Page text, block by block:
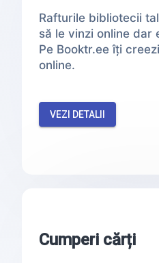
Rafturile bibliotecii
să le vinzi online dar
Pe Booktr.ee îți
online.
VEZI DETALII
Cumperi cărți